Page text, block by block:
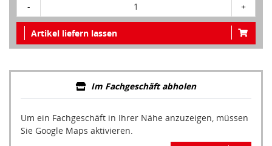
- 1 +
Artikel liefern lassen
Im Fachgeschäft abholen
Um ein Fachgeschäft in Ihrer Nähe anzuzeigen, müssen
Sie Google Maps aktivieren.